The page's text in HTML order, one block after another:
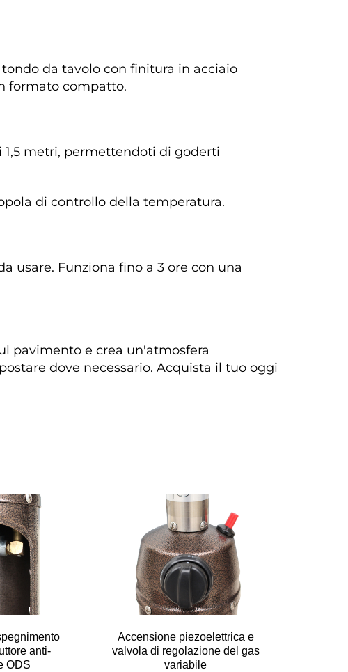
da tavolo con finitura in acciaio
formato compatto.
1,5 metri, permettendoti di goderti
di controllo della temperatura.
usare. Funziona fino a 3 ore con una
pavimento e crea un'atmosfera
dove necessario. Acquista il tuo oggi
anti-
ODS
Accensione piezoelettrica e
valvola di regolazione del gas
variabile